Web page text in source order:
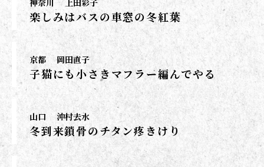
神奈川 上田彩子
楽しみはバスの車窓の冬紅葉
京都 岡田直子
子猫にも小さきマフラー編んでやる
山口 沖村去水
冬到来鎖骨のチタン疼きけり